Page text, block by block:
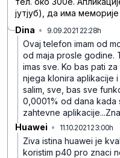
јутјуб), да има
Dina • 9.09.2021 22:28h
Ovaj telefon imam od
od maja prosle godine.
imas sve. Ko bas pati
njega klonira aplikacije
salim, sve, bas sve
0,0001% od dana kada
zahtevne
Huawei • 11.10.2021 23:00h
Ziva istina huawei je
koristim p40 pro znaci